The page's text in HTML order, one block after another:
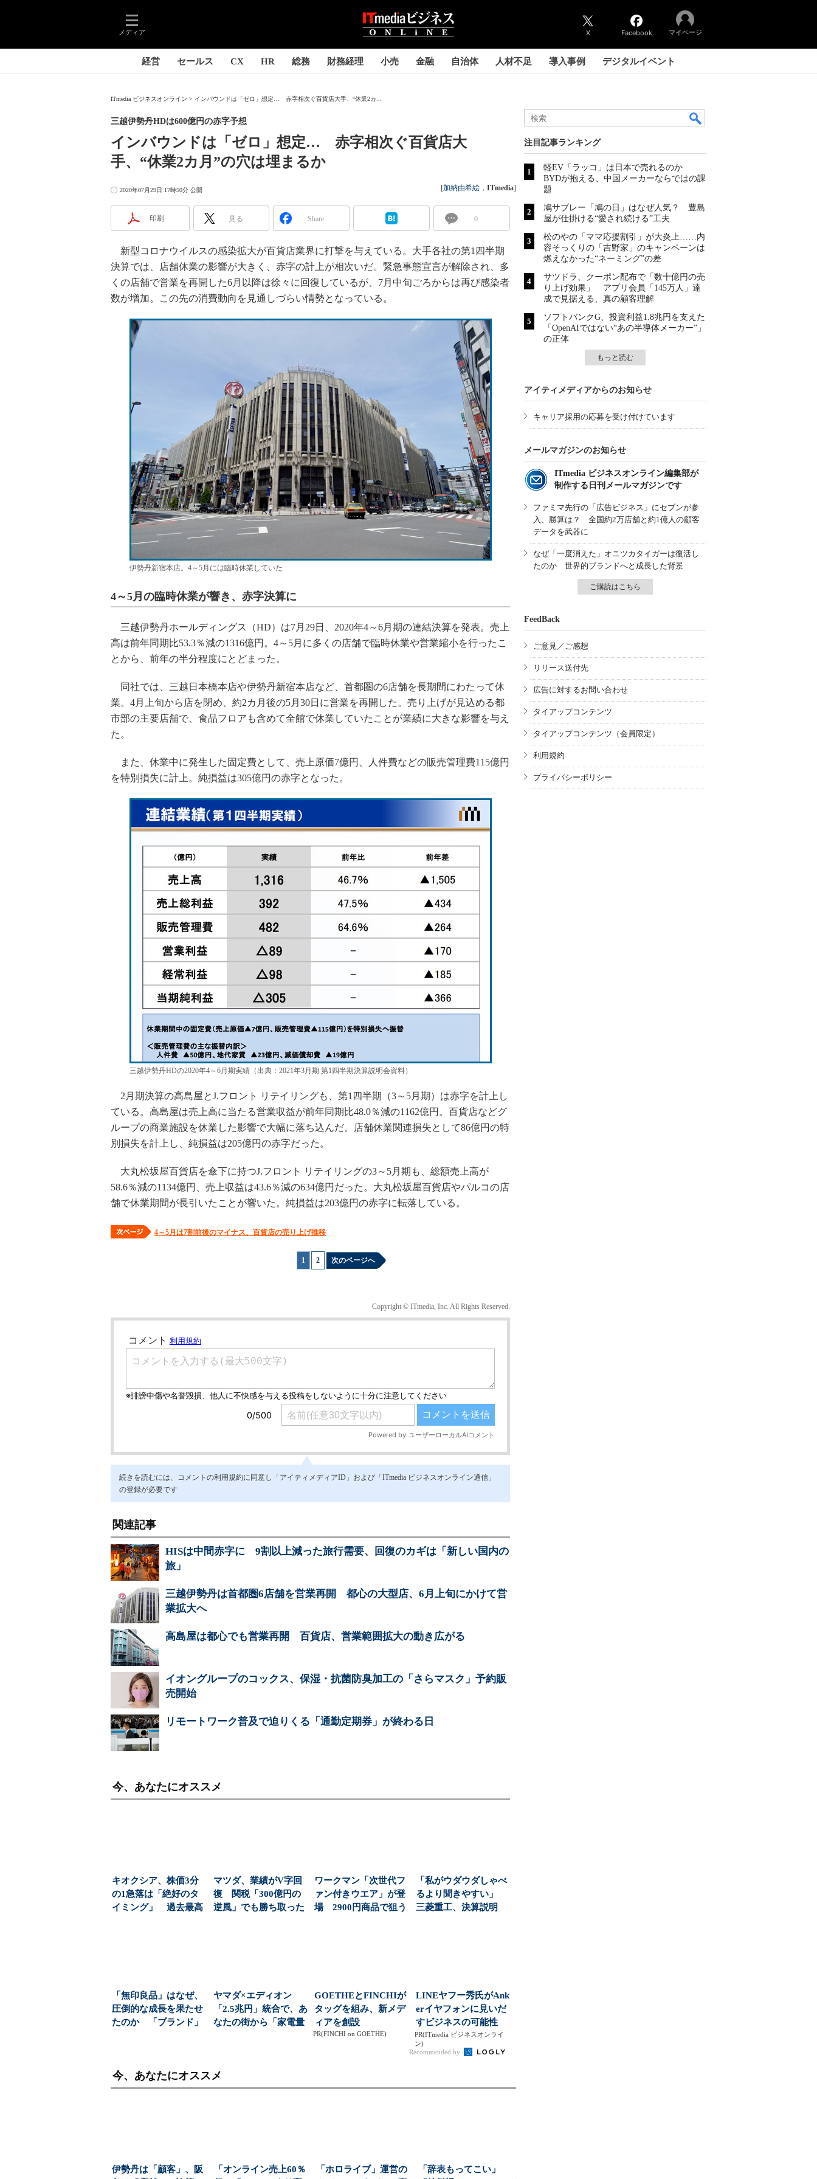
メディア X Facebook マイページ
経営 セールス CX HR 総務 財務経理 小売 金融 自治体 人材不足 導入事例 デジタルイベント
ITmedia ビジネスオンライン インバウンドは「ゼロ」想定… 赤字相次ぐ百貨店大手、“休業2カ...
インバウンドは「ゼロ」想定… 赤字相次ぐ百貨店大
手、“休業2カ月”の穴は埋まるか
三越伊勢丹HDは600億円の赤字予想
2020年07月29日 17時50分 公開 [加納由希絵 ， ITmedia]
印刷 見る Share 0
新型コロナウイルスの感染拡大が百貨店業界に打撃を与えている。大手各社の第1四半期
決算では、店舗休業の影響が大きく、赤字の計上が相次いだ。緊急事態宣言が解除され、多
くの店舗で営業を再開した6月以降は徐々に回復しているが、7月中旬ごろからは再び感染者
数が増加。この先の消費動向を見通しづらい情勢となっている。
伊勢丹新宿本店。4～5月には臨時休業していた
4～5月の臨時休業が響き、赤字決算に
三越伊勢丹ホールディングス（HD）は7月29日、2020年4～6月期の連結決算を発表。売上
高は前年同期比53.3％減の1316億円。4～5月に多くの店舗で臨時休業や営業縮小を行ったこ
とから、前年の半分程度にとどまった。
同社では、三越日本橋本店や伊勢丹新宿本店など、首都圏の6店舗を長期間にわたって休
業。4月上旬から店を閉め、約2カ月後の5月30日に営業を再開した。売り上げが見込める都
市部の主要店舗で、食品フロアも含めて全館で休業していたことが業績に大きな影響を与え
た。
また、休業中に発生した固定費として、売上原価7億円、人件費などの販売管理費115億円
を特別損失に計上。純損益は305億円の赤字となった。
三越伊勢丹HDの2020年4～6月期実績（出典：2021年3月期 第1四半期決算説明会資料）
2月期決算の高島屋とJ.フロント リテイリングも、第1四半期（3～5月期）は赤字を計上し
ている。高島屋は売上高に当たる営業収益が前年同期比48.0％減の1162億円。百貨店などグ
ループの商業施設を休業した影響で大幅に落ち込んだ。店舗休業関連損失として86億円の特
別損失を計上し、純損益は205億円の赤字だった。
大丸松坂屋百貨店を傘下に持つJ.フロント リテイリングの3～5月期も、総額売上高が
58.6％減の1134億円、売上収益は43.6％減の634億円だった。大丸松坂屋百貨店やパルコの店
舗で休業期間が長引いたことが響いた。純損益は203億円の赤字に転落している。
4～5月は7割前後のマイナス、百貨店の売り上げ推移
1 2 次のページへ
Copyright © ITmedia, Inc. All Rights Reserved.
続きを読むには、コメントの利用規約に同意し「アイティメディアID」および「ITmedia ビジネスオンライン通信」
の登録が必要です
関連記事
HISは中間赤字に 9割以上減った旅行需要、回復のカギは「新しい国内の
旅」
三越伊勢丹は首都圏6店舗を営業再開 都心の大型店、6月上旬にかけて営
業拡大へ
高島屋は都心でも営業再開 百貨店、営業範囲拡大の動き広がる
イオングループのコックス、保湿・抗菌防臭加工の「さらマスク」予約販
売開始
リモートワーク普及で迫りくる「通勤定期券」が終わる日
今、あなたにオススメ
キオクシア、株価3分
の1急落は「絶好のタ
イミング」 過去最高
マツダ、業績がV字回
復 関税「300億円の
逆風」でも勝ち取った
ワークマン「次世代フ
ァン付きウエア」が登
場 2900円商品で狙う
「私がウダウダしゃべ
るより聞きやすい」
三菱重工、決算説明
「無印良品」はなぜ、
圧倒的な成長を果たせ
たのか 「ブランド」
ヤマダ×エディオン
「2.5兆円」統合で、あ
なたの街から「家電量
GOETHEとFINCHIが
タッグを組み、新メデ
ィアを創設
PR(FINCHI on GOETHE)
LINEヤフー秀氏がAnk
erイヤフォンに見いだ
すビジネスの可能性
PR(ITmedia ビジネスオンライ
ン)
Recommended by
今、あなたにオススメ
伊勢丹は「顧客」、阪
「オンライン売上60％
「ホロライブ」運営の
「辞表もってこい」
注目記事ランキング
軽EV「ラッコ」は日本で売れるのか
BYDが抱える、中国メーカーならではの課
題
鳩サブレー「鳩の日」はなぜ人気？ 豊島
屋が仕掛ける“愛され続ける”工夫
松のやの「ママ応援割引」が大炎上……内
容そっくりの「吉野家」のキャンペーンは
燃えなかった“ネーミング”の差
サツドラ、クーポン配布で「数十億円の売
り上げ効果」 アプリ会員「145万人」達
成で見据える、真の顧客理解
ソフトバンクG、投資利益1.8兆円を支えた
「OpenAIではない“あの半導体メーカー”」
の正体
もっと読む
アイティメディアからのお知らせ
キャリア採用の応募を受け付けています
メールマガジンのお知らせ
ITmedia ビジネスオンライン編集部が
制作する日刊メールマガジンです
ファミマ先行の「広告ビジネス」にセブンが参
入、勝算は？ 全国約2万店舗と約1億人の顧客
データを武器に
なぜ「一度消えた」オニツカタイガーは復活し
たのか 世界的ブランドへと成長した背景
ご購読はこちら
FeedBack
ご意見／ご感想
リリース送付先
広告に対するお問い合わせ
タイアップコンテンツ
タイアップコンテンツ（会員限定）
利用規約
プライバシーポリシー